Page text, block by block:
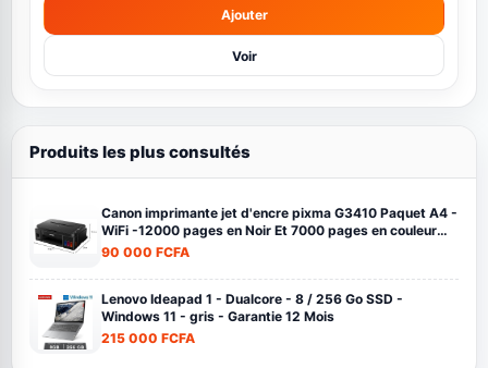
Ajouter
Voir
Produits les plus consultés
Canon imprimante jet d'encre pixma G3410 Paquet A4 -
WiFi -12000 pages en Noir Et 7000 pages en couleur
noir
90 000 FCFA
Lenovo Ideapad 1 - Dualcore - 8 / 256 Go SSD -
Windows 11 - gris - Garantie 12 Mois
215 000 FCFA